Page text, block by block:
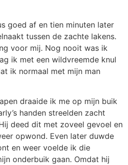
goed af en tien minuten later
tussen de zachte lakens.
voor mij. Nog nooit was ik
ik met een wildvreemde knul
ik normaal met mijn man
draaide ik me op mijn buik
handen streelden zacht
deed dit met zoveel gevoel en
opwond. Even later duwde
en weer voelde ik die
onderbuik gaan. Omdat hij